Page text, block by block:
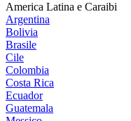
America Latina e Caraibi
Argentina
Bolivia
Brasile
Cile
Colombia
Costa Rica
Ecuador
Guatemala